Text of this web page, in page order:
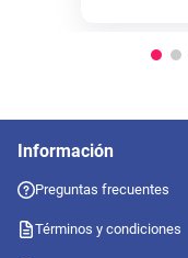
Información
Preguntas frecuentes
Términos y condiciones